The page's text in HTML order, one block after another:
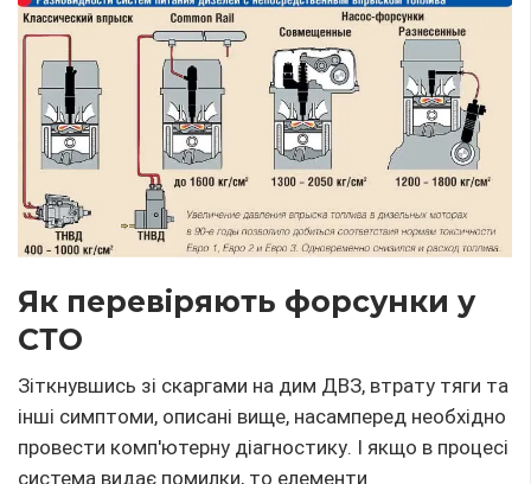
Як перевіряють форсунки у
СТО
Зіткнувшись зі скаргами на дим ДВЗ, втрату тяги та
інші симптоми, описані вище, насамперед необхідно
провести комп'ютерну діагностику. І якщо в процесі
система видає помилки, то елементи